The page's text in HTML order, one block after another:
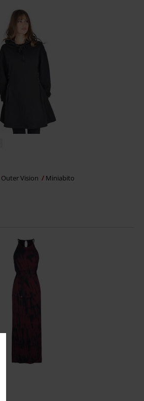
Outer Vision Miniabito